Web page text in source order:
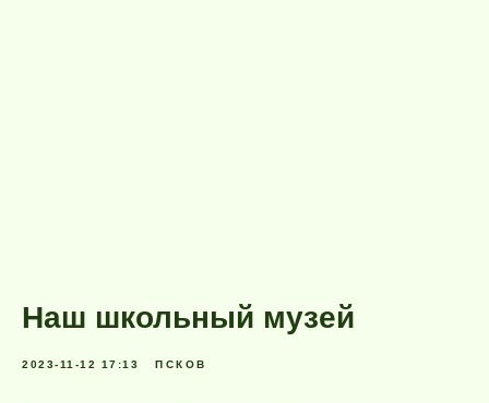
Наш школьный музей
2023-11-12 17:13 ПСКОВ